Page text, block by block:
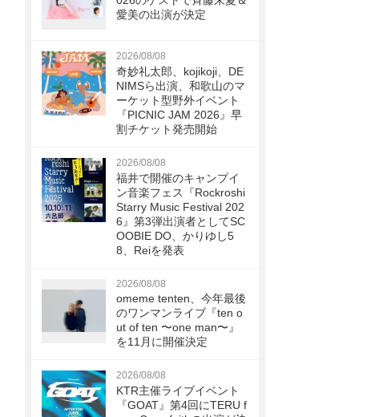
愛美の出演が決定
2026/08/08
奇妙礼太郎、kojikoji、DE
NIMSら出演、和歌山のマ
ーケット型野外イベント
『PICNIC JAM 2026』早
割チケット発売開始
2026/08/08
福井で開催のキャンプイ
ン音楽フェス『Rockroshi
Starry Music Festival 202
6』第3弾出演者としてSC
OOBIE DO、かりゆし5
8、Reiを発表
2026/08/08
omeme tenten、今年最後
のワンマンライブ『ten o
ut of ten 〜one man〜』
を11月に開催決定
2026/08/08
KTR主催ライブイベント
『GOAT』第4回にTERU f